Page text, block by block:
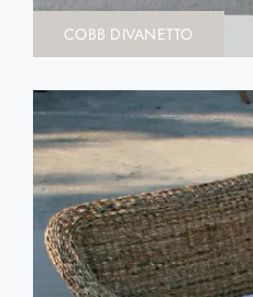
COBB DIVANETTO